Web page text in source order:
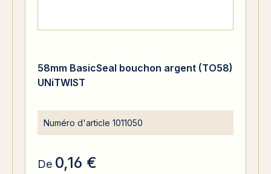
58mm BasicSeal bouchon argent (TO58)
UNiTWIST
Numéro d'article 1011050
De 0,16 €